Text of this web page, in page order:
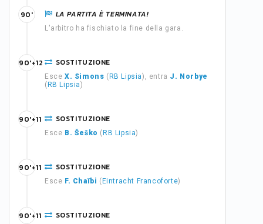
LA PARTITA È TERMINATA!
L'arbitro ha fischiato la fine della gara.
90'
SOSTITUZIONE
Esce X. Simons ( RB Lipsia), entra J. Norbye
( RB Lipsia)
90'+12
SOSTITUZIONE
Esce B. Šeško ( RB Lipsia)
90'+11
SOSTITUZIONE
Esce F. Chaïbi ( Eintracht Francoforte)
90'+11
SOSTITUZIONE
90'+11